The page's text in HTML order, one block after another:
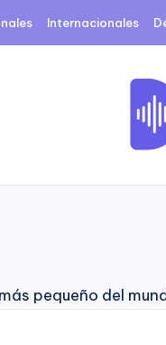
Internacionales
D
p